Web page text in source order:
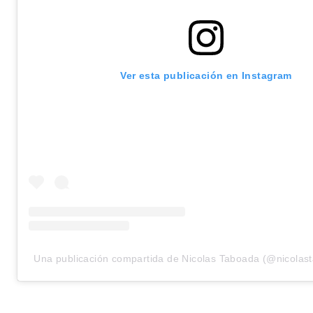
Ver esta publicación en Instagram
Una publicación compartida de Nicolas Taboada